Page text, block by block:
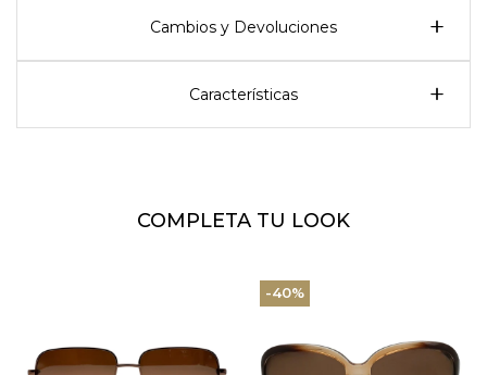
Cambios y Devoluciones
Características
COMPLETA TU LOOK
40